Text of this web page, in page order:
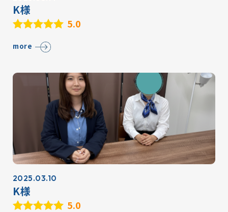
K様
5.0
more
2025.03.10
K様
5.0